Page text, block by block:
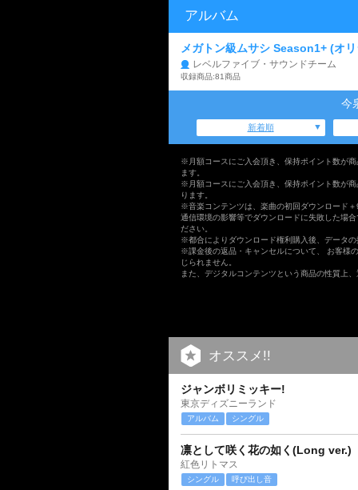
アルバム
メガトン級ムサシ Season1+ (オ
レベルファイブ・サウンドチーム
収録商品:81商品
今
新着順
※月額コースにご入会頂き、保持ポイント数が
ます。
※月額コースにご入会頂き、保持ポイント数が
ります。
※音楽コンテンツは、楽曲の初回ダウンロード
通信環境の影響等でダウンロードに失敗した場
ださい。
※都合によりダウンロード権利購入後、データ
※課金後の返品・キャンセルについて、 お客様
じられません。
また、デジタルコンテンツという商品の性質上
オススメ!!
ジャンボリミッキー!
東京ディズニーランド
アルバム シングル
凛として咲く花の如く(Long ver.)
紅色リトマス
シングル 呼び出し音